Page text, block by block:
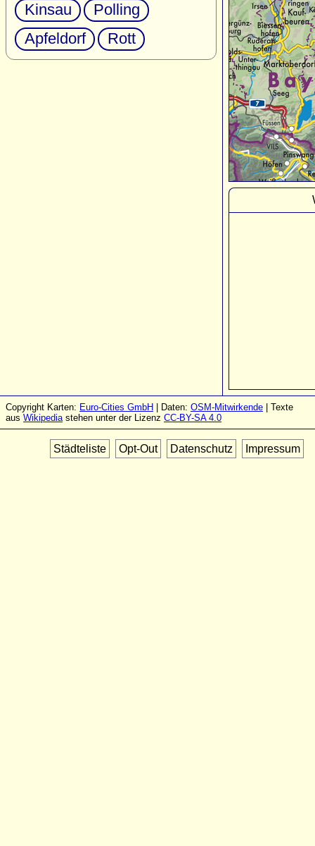
Kinsau
Polling
Apfeldorf
Rott
Copyright Karten: Euro-Cities GmbH | Daten: OSM-Mitwirkende | Texte
aus Wikipediastehen unter der Lizenz CC-BY-SA 4.0
Städteliste Opt-Out Datenschutz Impressum